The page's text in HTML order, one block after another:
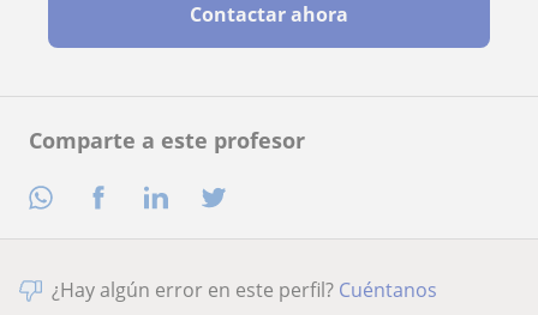
Comparte a este profesor
Contactar ahora
¿Hay algún error en este perfil? Cuéntanos